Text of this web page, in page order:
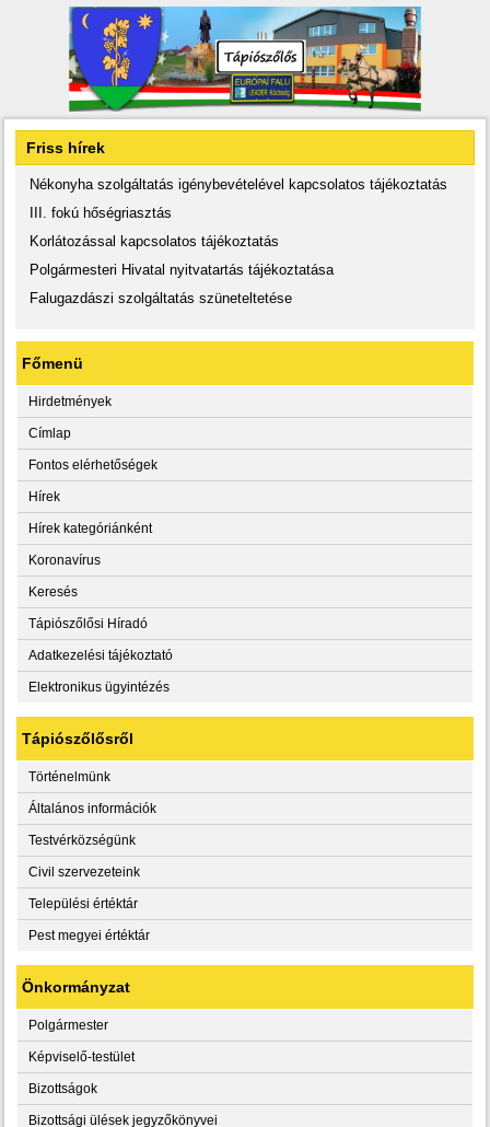
Friss hírek
Nékonyha szolgáltatás igénybevételével kapcsolatos tájékoztatás
III. fokú hőségriasztás
Korlátozással kapcsolatos tájékoztatás
Polgármesteri Hivatal nyitvatartás tájékoztatása
Falugazdászi szolgáltatás szüneteltetése
Főmenü
Hirdetmények
Címlap
Fontos elérhetőségek
Hírek
Hírek kategóriánként
Koronavírus
Keresés
Tápiószőlősi Híradó
Adatkezelési tájékoztató
Elektronikus ügyintézés
Tápiószőlősről
Történelmünk
Általános információk
Testvérközségünk
Civil szervezeteink
Települési értéktár
Pest megyei értéktár
Önkormányzat
Polgármester
Képviselő-testület
Bizottságok
Bizottsági ülések jegyzőkönyvei